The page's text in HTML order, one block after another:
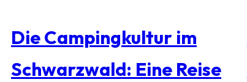
Die Campingkultur im
Schwarzwald: Eine Reise